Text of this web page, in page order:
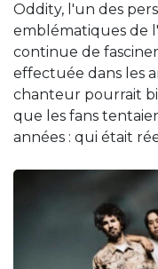
Oddity, l'un des
emblématiques de
continue de
effectuée dans les
chanteur pourrait
que les fans
années : qui était